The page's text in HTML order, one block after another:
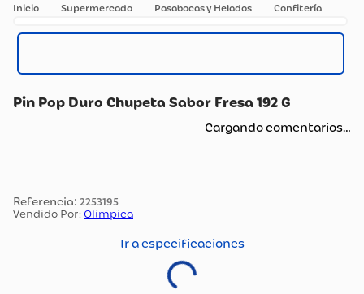
Supermercado Pasabocas y Helados Confitería
Pin Pop Duro Chupeta Sabor Fresa 192 G
Cargando comentarios…
: 2253195
Vendido Por: Olimpica
Ir a especificaciones